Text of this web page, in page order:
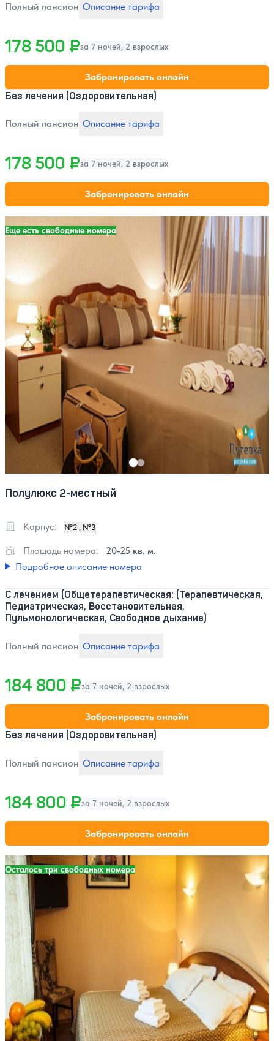
Полный пансион Описание тарифа
178 500 ₽за 7 ночей, 2 взрослых
Забронировать онлайн
Без лечения (Оздоровительная)
Полный пансион Описание тарифа
178 500 ₽за 7 ночей, 2 взрослых
Забронировать онлайн
Еще есть свободные номера
Полулюкс 2-местный
Корпус: №2 , №3
Площадь номера:
20-25 кв. м.
Подробное описание номера
С лечением (Общетерапевтическая: (Терапевтическая,
Педиатрическая, Восстановительная,
Пульмонологическая, Свободное дыхание)
Полный пансион Описание тарифа
184 800 ₽за 7 ночей, 2 взрослых
Забронировать онлайн
Без лечения (Оздоровительная)
Полный пансион Описание тарифа
184 800 ₽за 7 ночей, 2 взрослых
Забронировать онлайн
Осталось три свободных номера